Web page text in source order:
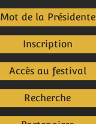
Mot de la Présidente
Inscription
Accès au festival
Recherche